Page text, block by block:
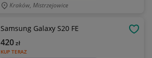
Kraków, Mistrzejowice
Samsung Galaxy S20 FE
KUP TERAZ
420zł